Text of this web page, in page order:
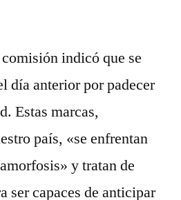
indicó que se
día anterior por padecer
Estas marcas,
país, «se enfrentan
y tratan de
ser capaces de anticipar